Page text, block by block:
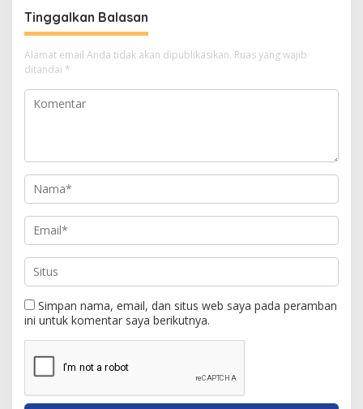
Tinggalkan Balasan
Alamat email Anda tidak akan dipublikasikan. Ruas yang wajib
ditandai *
Simpan nama, email, dan situs web saya pada peramban
ini untuk komentar saya berikutnya.